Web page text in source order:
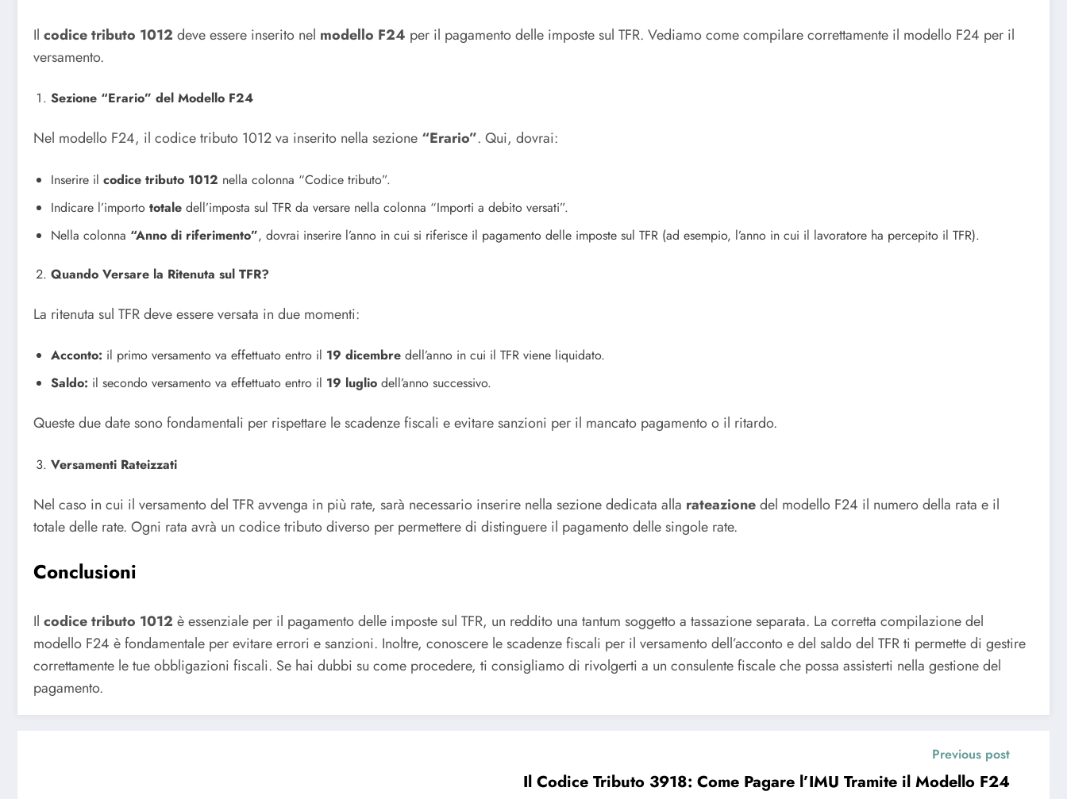
Il codice tributo 1012 deve essere inserito nel modello F24 per il pagamento delle imposte sul TFR. Vediamo come compilare correttamente il modello F24 per il
versamento.
Sezione “Erario” del Modello F24
Nel modello F24, il codice tributo 1012 va inserito nella sezione “Erario”. Qui, dovrai:
Inserire il codice tributo 1012 nella colonna “Codice tributo”.
Indicare l’importo totale dell’imposta sul TFR da versare nella colonna “Importi a debito versati”.
Nella colonna “Anno di riferimento”, dovrai inserire l’anno in cui si riferisce il pagamento delle imposte sul TFR (ad esempio, l’anno in cui il lavoratore ha percepito il TFR).
Quando Versare la Ritenuta sul TFR?
La ritenuta sul TFR deve essere versata in due momenti:
Acconto: il primo versamento va effettuato entro il 19 dicembre dell’anno in cui il TFR viene liquidato.
Saldo: il secondo versamento va effettuato entro il 19 luglio dell’anno successivo.
Queste due date sono fondamentali per rispettare le scadenze fiscali e evitare sanzioni per il mancato pagamento o il ritardo.
Versamenti Rateizzati
Nel caso in cui il versamento del TFR avvenga in più rate, sarà necessario inserire nella sezione dedicata alla rateazionedel modello F24 il numero della rata e il
totale delle rate. Ogni rata avrà un codice tributo diverso per permettere di distinguere il pagamento delle singole rate.
Conclusioni
Il codice tributo 1012 è essenziale per il pagamento delle imposte sul TFR, un reddito una tantum soggetto a tassazione separata. La corretta compilazione del
modello F24 è fondamentale per evitare errori e sanzioni. Inoltre, conoscere le scadenze fiscali per il versamento dell’acconto e del saldo del TFR ti permette di gestire
correttamente le tue obbligazioni fiscali. Se hai dubbi su come procedere, ti consigliamo di rivolgerti a un consulente fiscale che possa assisterti nella gestione del
pagamento.
Previous post
Il Codice Tributo 3918: Come Pagare l’IMU Tramite il Modello F24